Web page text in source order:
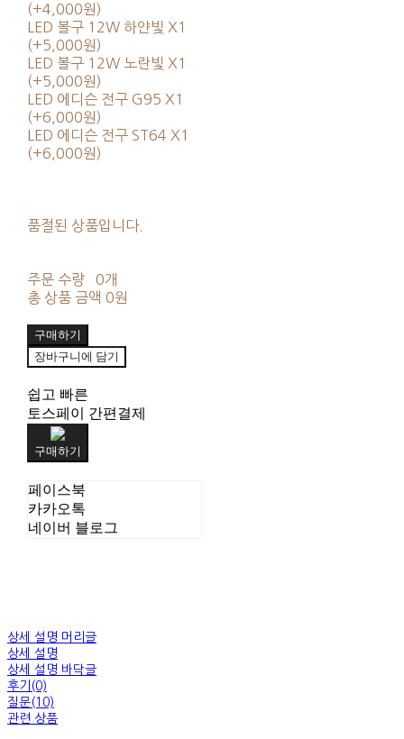
(+4,000원)
LED 볼구 12W 하얀빛 X1
(+5,000원)
LED 볼구 12W 노란빛 X1
(+5,000원)
LED 에디슨 전구 G95 X1
(+6,000원)
LED 에디슨 전구 ST64 X1
(+6,000원)
품절된 상품입니다.
주문 수량
0개
총 상품 금액 0원
구매하기
장바구니에 담기
쉽고 빠른
토스페이 간편결제
구매하기
페이스북
카카오톡
네이버 블로그
상세 설명 머리글
상세 설명
상세 설명 바닥글
후기(0)
질문(10)
관련 상품